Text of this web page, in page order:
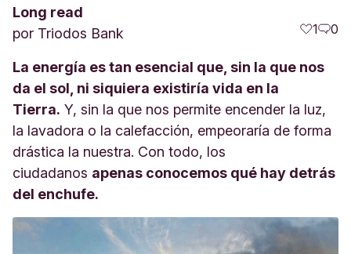
Long read
por Triodos Bank 1 0
La energía es tan esencial que, sin la que nos
da el sol, ni siquiera existiría vida en la
Tierra. Y, sin la que nos permite encender la luz,
la lavadora o la calefacción, empeoraría de forma
drástica la nuestra. Con todo, los
ciudadanos apenas conocemos qué hay detrás
del enchufe.